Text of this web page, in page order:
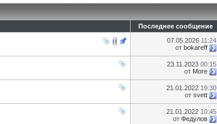
Последнее сообщение
07.05.2026 11:24
от bokareff
23.11.2023 00:15
от More
21.01.2022 19:30
от svett
21.01.2022 10:45
от Федулов